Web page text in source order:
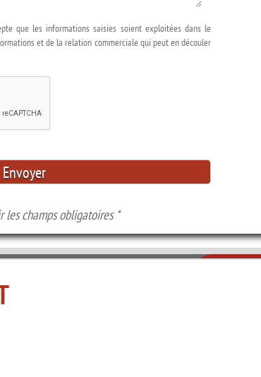
que les informations saisies soient exploitées dans le
et de la relation commerciale qui peut en découler
les champs obligatoires *